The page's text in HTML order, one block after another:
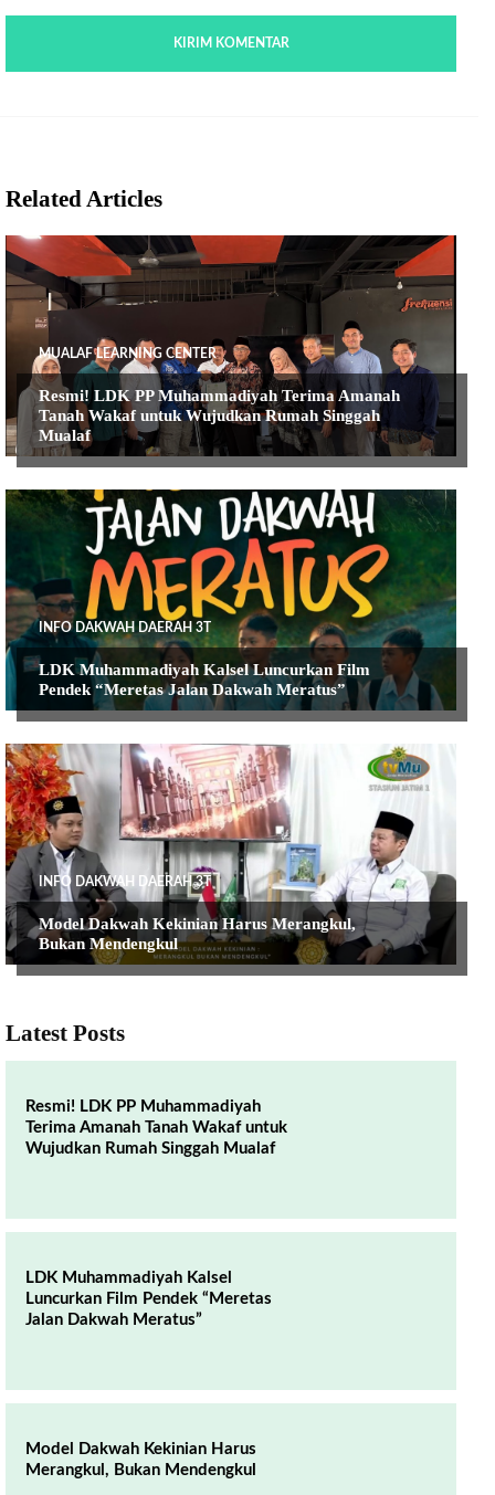
Related Articles
MUALAF LEARNING CENTER
Resmi! LDK PP Muhammadiyah Terima Amanah
Tanah Wakaf untuk Wujudkan Rumah Singgah
Mualaf
INFO DAKWAH DAERAH 3T
LDK Muhammadiyah Kalsel Luncurkan Film
Pendek “Meretas Jalan Dakwah Meratus”
INFO DAKWAH DAERAH 3T
Model Dakwah Kekinian Harus Merangkul,
Bukan Mendengkul
Latest Posts
Resmi! LDK PP Muhammadiyah
Terima Amanah Tanah Wakaf untuk
Wujudkan Rumah Singgah Mualaf
LDK Muhammadiyah Kalsel
Luncurkan Film Pendek “Meretas
Jalan Dakwah Meratus”
Model Dakwah Kekinian Harus
Merangkul, Bukan Mendengkul